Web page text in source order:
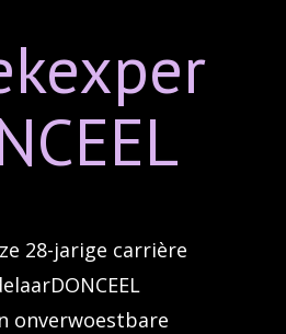
28-jarige carrière
onverwoestbare